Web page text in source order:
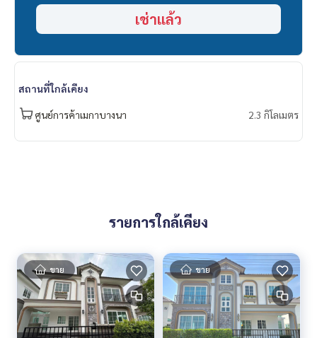
📲 Follow us:
www.homerealestateservices.co.th
Facebook | IG | TikTok | YouTube
#HOMEREALESTATESERVICES
#บ้านบางนา #บ้านเช่าบางนา
เช่าแล้ว
สถานที่ใกล้เคียง
ศูนย์การค้าเมกาบางนา 2.3 กิโลเมตร
รายการใกล้เคียง
ขาย ขาย